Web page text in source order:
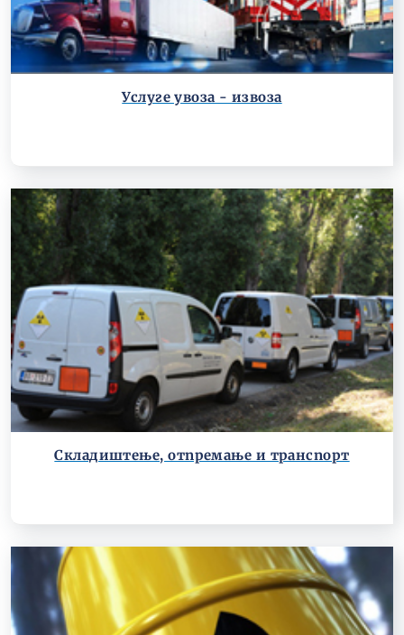
Услуге увоза - извоза
Складиштење, отпремање и транспорт